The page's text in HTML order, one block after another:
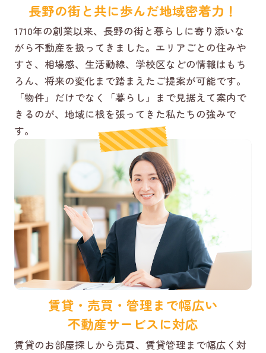
長野の街と共に歩んだ地域密着力！
1710年の創業以来、長野の街と暮らしに寄り添いな
がら不動産を扱ってきました。エリアごとの住みや
すさ、相場感、生活動線、学校区などの情報はもち
ろん、将来の変化まで踏まえたご提案が可能です。
「物件」だけでなく「暮らし」まで見据えて案内で
きるのが、地域に根を張ってきた私たちの強みで
す。
賃貸・売買・管理まで幅広い
不動産サービスに対応
賃貸のお部屋探しから売買、賃貸管理まで幅広く対